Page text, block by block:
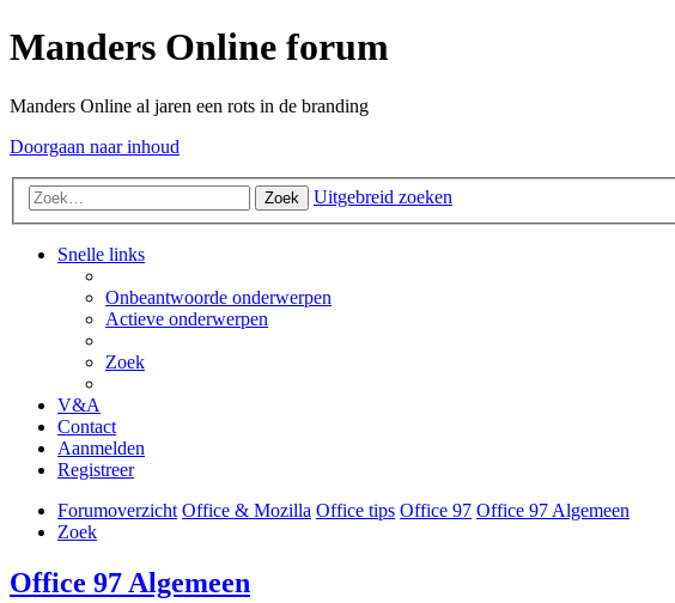
Manders Online forum
Manders Online al jaren een rots in de branding
Doorgaan naar inhoud
Zoek Uitgebreid zoeken
Snelle links
Onbeantwoorde onderwerpen
Actieve onderwerpen
Zoek
V&A
Contact
Aanmelden
Registreer
Forumoverzicht Office & Mozilla Office tips Office 97 Office 97 Algemeen
Zoek
Office 97 Algemeen